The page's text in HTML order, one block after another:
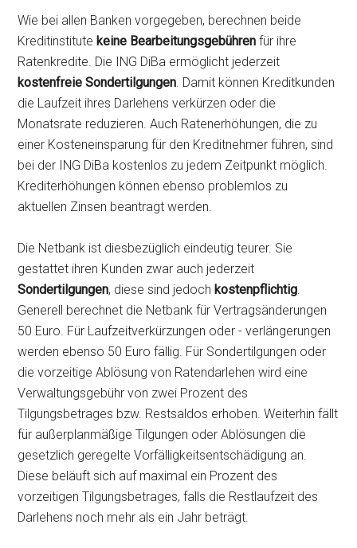
Wie bei allen Banken vorgegeben, berechnen beide
Kreditinstitutekeine Bearbeitungsgebühren für ihre
Ratenkredite. Die ING DiBa ermöglicht jederzeit
kostenfreie Sondertilgungen. Damit können Kreditkunden
die Laufzeit ihres Darlehens verkürzen oder die
Monatsrate reduzieren. Auch Ratenerhöhungen, die zu
einer Kosteneinsparung für den Kreditnehmer führen, sind
bei der ING DiBa kostenlos zu jedem Zeitpunkt möglich.
Krediterhöhungen können ebenso problemlos zu
aktuellen Zinsen beantragt werden.
Die Netbank ist diesbezüglich eindeutig teurer. Sie
gestattet ihren Kunden zwar auch jederzeit
Sondertilgungen, diese sind jedochkostenpflichtig.
Generell berechnet die Netbank für Vertragsänderungen
50 Euro. Für Laufzeitverkürzungen oder - verlängerungen
werden ebenso 50 Euro fällig. Für Sondertilgungen oder
die vorzeitige Ablösung von Ratendarlehen wird eine
Verwaltungsgebühr von zwei Prozent des
Tilgungsbetrages bzw. Restsaldos erhoben. Weiterhin fällt
für außerplanmäßige Tilgungen oder Ablösungen die
gesetzlich geregelte Vorfälligkeitsentschädigung an.
Diese beläuft sich auf maximal ein Prozent des
vorzeitigen Tilgungsbetrages, falls die Restlaufzeit des
Darlehens noch mehr als ein Jahr beträgt.